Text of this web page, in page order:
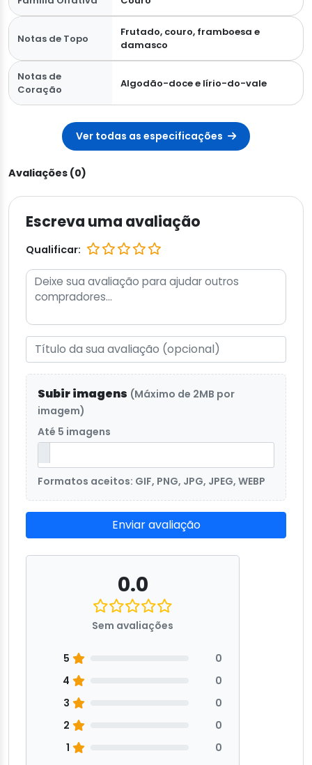
Notas de Topo
Frutado, couro, framboesa e
damasco
Notas de
Coração
Algodão-doce e lírio-do-vale
Ver todas as especificações
Avaliações (0)
Escreva uma avaliação
Qualificar:
Subir imagens (Máximo de 2MB por
imagem)
Até 5 imagens
Formatos aceitos: GIF, PNG, JPG, JPEG, WEBP
Enviar avaliação
0.0
Sem avaliações
5
0
4
0
3
0
2
0
1
0